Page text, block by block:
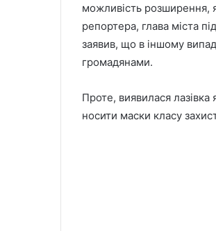
можливість розширення,
репортера, глава міста
заявив, що в іншому
громадянами.
Проте, виявилася
носити маски класу